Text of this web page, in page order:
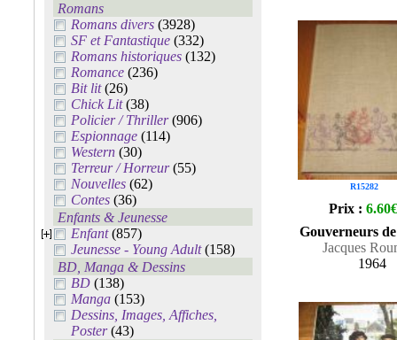
Romans
Romans divers (3928)
SF et Fantastique (332)
Romans historiques (132)
Romance (236)
Bit lit(26)
Chick Lit(38)
Policier / Thriller(906)
Espionnage (114)
Western (30)
Terreur / Horreur(55)
Nouvelles (62)
Contes (36)
Enfants & Jeunesse
Enfant(857)
Jeunesse - Young Adult(158)
BD, Manga & Dessins
BD (138)
Manga (153)
Dessins, Images, Affiches,
Poster(43)
R15282
Prix : 6.60€
Gouverneurs
Jacques
1964